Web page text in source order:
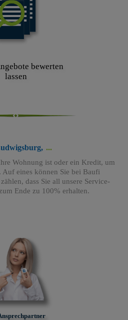
bewerten
lassen
Wohnung ist oder ein Kredit, um
eines können Sie bei Baufi
dass Sie all unsere Service-
Ende zu 100% erhalten.